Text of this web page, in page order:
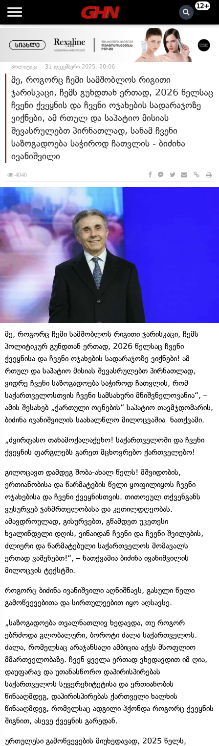
12+
პოლიტიკა 31 დეკემბერი 2025, 20:06
მე, როგორც ჩემი სამშობლოს რიგითი
ჯარისკაცი, ჩემს გუნდთან ერთად, 2026 წელსაც
ჩვენი ქვეყნის და ჩვენი ოჯახების სადარაჯოზე
ვიქნები, ამ რთულ და საპატიო მისიას
შევასრულებთ პირნათლად, სანამ ჩვენი
საზოგადოება საჭიროდ ჩათვლის - ბიძინა
ივანიშვილი
4040
მე, როგორც ჩემი სამშობლოს რიგითი ჯარისკაცი, ჩემს
პოლიტიკურ გუნდთან ერთად, 2026 წელსაც ჩვენი
ქვეყნისა და ჩვენი ოჯახების სადარაჯოზე ვიქნები! ამ
რთულ და საპატიო მისიას შევასრულებთ პირნათლად,
ვიდრე ჩვენი საზოგადოება საჭიროდ ჩათვლის, რომ
საქართველოსთვის ჩვენი სამსახური მნიშვნელოვანია“, –
ამის შესახებ „ქართული ოცნების“ საპატიო თავმჯდომარის,
ბიძინა ივანიშვილის საახალწლო მილოცვაშია ნათქვამი.
„ძვირფასო თანამოქალაქენო! საქართველოში და ჩვენი
ქვეყნის ფარგლებს გარეთ მცხოვრებო ქართველებო!
გილოცავთ დამდეგ შობა-ახალ წელს! მშვიდობის,
ერთიანობისა და წარმატების წელი ყოფილიყოს ჩვენი
ოჯახებისა და ჩვენი ქვეყნისთვის. თითოეულ თქვენგანს
ვუსურვებ ჯანმრთელობასა და კეთილდღეობას.
ამავდროულად, გისურვებთ, გწამდეთ უკეთესი
ხვალინდელი დღის, ვინაიდან ჩვენი და ჩვენი შვილების,
ძლიერი და წარმატებული საქართველოს მომავალს
ერთად ვაშენებთ!“, – ნათქვამია ბიძინა ივანიშვილის
მილოცვის ტექსტში.
როგორც ბიძინა ივანიშვილი აღნიშნავს, გასული წელი ​
გამოწვევებითა და სირთულეებით იყო აღსავსე.
„საზოგადოება თვალნათლივ ხედავდა, თუ როგორ
ებრძოდა გლობალური, ბოროტი ძალა საქართველოს.
ძალა, რომელსაც არაჯანსაღი ამბიცია აქვს მსოფლიო
მმართველობაზე. ჩვენ ყველა ერთად ვხედავდით იმ ღია,
დაუფარავ და უთანასწორო დაპირისპირებას
საქართველოს სუვერენიტეტისა და ერთიანობის
წინააღმდეგ, დაპირისპირებას ქართველი ხალხის
წინააღმდეგ, რომელსაც ადგილი ჰქონდა როგორც ქვეყნის
შიგნით, ასევე ქვეყნის გარედან.
ურთულესი გამოწვევების მიუხედავად, 2025 წელს,